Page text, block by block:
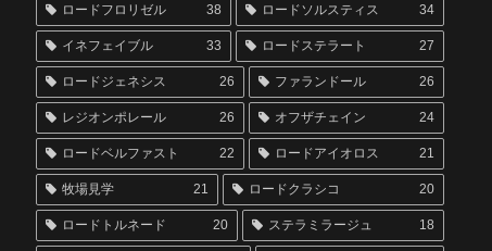
ロードフロリゼル 38 ロードソルスティス 34
イネフェイブル 33 ロードステラート 27
ロードジェネシス 26 ファランドール 26
レジオンポレール 26 オフザチェイン 24
ロードベルファスト 22 ロードアイオロス 21
牧場見学 21 ロードクラシコ 20
ロードトルネード 20 ステラミラージュ 18